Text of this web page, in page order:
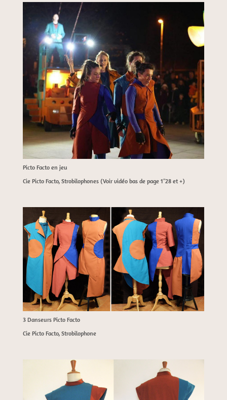
Picto Facto en jeu
Cie Picto Facto, Strobilophones (Voir vidéo bas de page 1″28 et +)
3 Danseurs Picto Facto
Cie Picto Facto, Strobilophone